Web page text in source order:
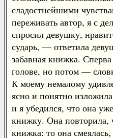
сладостнейшими
переживать автор, я с
спросил девушку,
сударь, — ответила
забавная книжка.
голове, но потом —
К моему немалому
ясно и понятно
и я убедился, что она
книжку. Она повторила,
книжка: то она